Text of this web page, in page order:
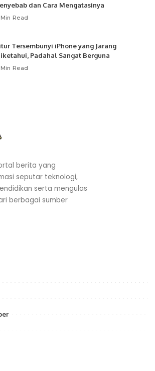
dan Cara Mengatasinya
Read
Tersembunyi iPhone yang Jarang
Padahal Sangat Berguna
Read
berita yang
seputar teknologi,
serta mengulas
berbagai sumber